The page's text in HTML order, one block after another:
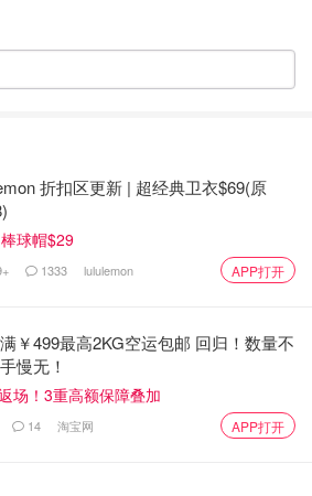
折扣区更新 | 超经典卫衣$69(原
球帽$29
1333 lululemon APP打开
￥499最高2KG空运包邮 回归！数量不
慢无！
场！3重高额保障叠加
14 淘宝网 APP打开